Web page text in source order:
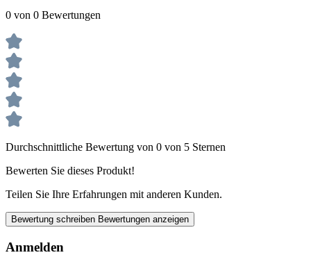
0 von 0 Bewertungen
Durchschnittliche Bewertung von 0 von 5 Sternen
Bewerten Sie dieses Produkt!
Teilen Sie Ihre Erfahrungen mit anderen Kunden.
Bewertung schreiben Bewertungen anzeigen
Anmelden